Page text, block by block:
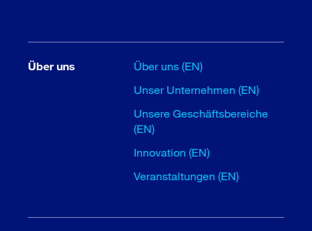
Über uns
Über uns (EN)
Unser Unternehmen (EN)
Unsere Geschäftsbereiche
(EN)
Innovation (EN)
Veranstaltungen (EN)